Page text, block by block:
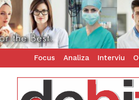
Focus Analiza Interviu